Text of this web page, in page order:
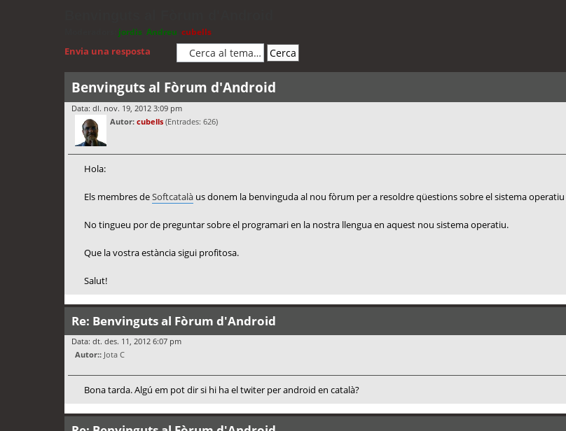
jordis Andreu cubells
Envia una resposta
Benvinguts al Fòrum d'Android
Data: dl. nov. 19, 2012 3:09 pm
Autor: cubells (Entrades: 626)
Hola:
Els membres deSoftcatalàus donem la benvinguda al nou fòrum per a resoldre qüestions sobre el sistema operatiu
No tingueu por de preguntar sobre el programari en la nostra llengua en aquest nou sistema operatiu.
Que la vostra estància sigui profitosa.
Salut!
Re: Benvinguts al Fòrum d'Android
Data: dt. des. 11, 2012 6:07 pm
Autor:: Jota C
Bona tarda. Algú em pot dir si hi ha el twiter per android en català?